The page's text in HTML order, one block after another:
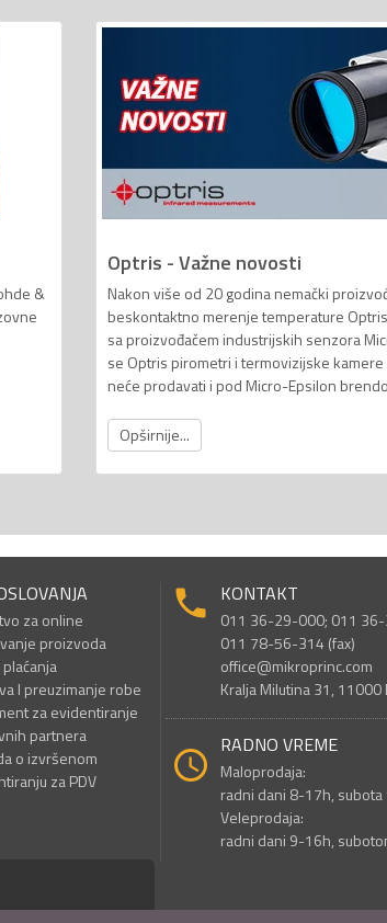
&
Optris - Važne novosti
Nakon više od 20 godina nemački
beskontaktno merenje temperature
sa proizvođačem industrijskih senzora
se Optris pirometri i termovizijske
neće prodavati i pod Micro-Epsilon
Opširnije...
za online
proizvoda
I preuzimanje robe
za evidentiranje
partnera
o izvršenom
za PDV
KONTAKT
011 36-29-000; 011
011 78-56-314 (fax)
office@mikroprinc.com
Kralja Milutina 31,
RADNO VREME
Maloprodaja:
radni dani 8-17h,
Veleprodaja:
radni dani 9-16h,